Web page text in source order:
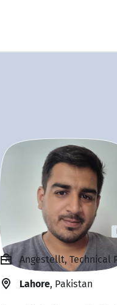
Umair Iftikhar
Angestellt, Technical
Lahore, Pakistan